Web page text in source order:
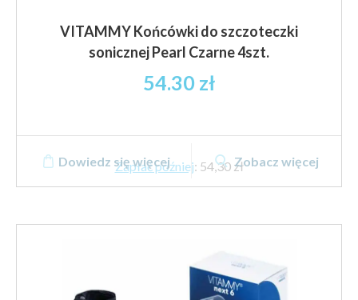
VITAMMY Końcówki do szczoteczki
sonicznej Pearl Czarne 4szt.
54.30 zł
Zapłać później: 54,30 zł
Dowiedz się więcej Zobacz więcej